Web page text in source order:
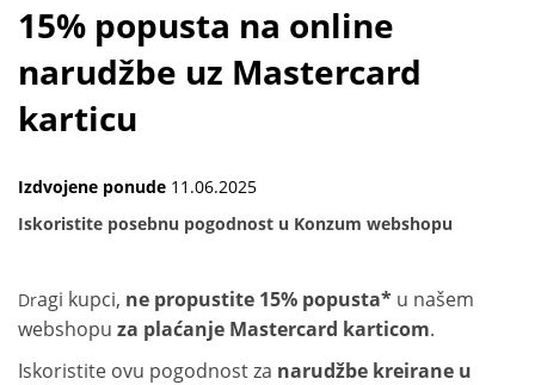
15% popusta na online
narudžbe uz Mastercard
karticu
Izdvojene ponude 11.06.2025
Iskoristite posebnu pogodnost u Konzum webshopu
Dragi kupci, ne propustite 15% popusta* u našem
webshopu za plaćanje Mastercard karticom.
Iskoristite ovu pogodnost za narudžbe kreirane u